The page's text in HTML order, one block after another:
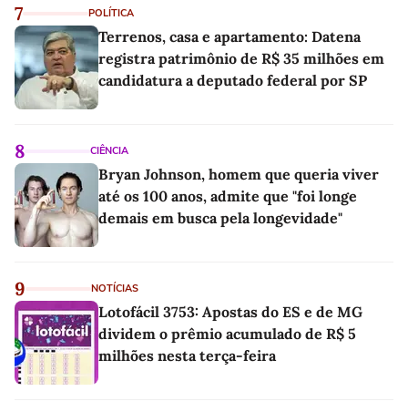
7 POLÍTICA
Terrenos, casa e apartamento: Datena
registra patrimônio de R$ 35 milhões em
candidatura a deputado federal por SP
8 CIÊNCIA
Bryan Johnson, homem que queria viver
até os 100 anos, admite que "foi longe
demais em busca pela longevidade"
9 NOTÍCIAS
Lotofácil 3753: Apostas do ES e de MG
dividem o prêmio acumulado de R$ 5
milhões nesta terça-feira